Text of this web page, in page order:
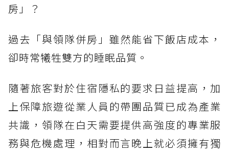
房」？
過去「與領隊併房」雖然能省下飯店成本，
卻時常犧牲雙方的睡眠品質。
隨著旅客對於住宿隱私的要求日益提高，加
上保障旅遊從業人員的帶團品質已成為產業
共識，領隊在白天需要提供高強度的專業服
務與危機處理，相對而言晚上就必須擁有獨